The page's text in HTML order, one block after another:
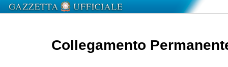
Collegamento